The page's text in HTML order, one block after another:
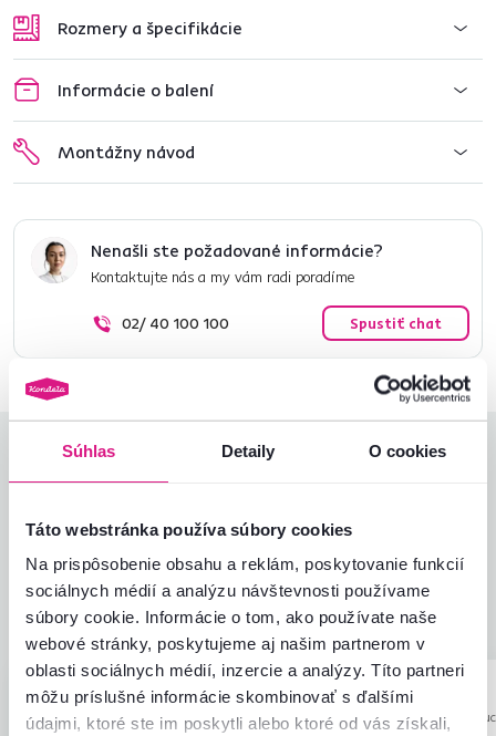
Súhlas Detaily O cookies
Táto webstránka používa súbory cookies
Na prispôsobenie obsahu a reklám, poskytovanie funkcií
sociálnych médií a analýzu návštevnosti používame
súbory cookie. Informácie o tom, ako používate naše
webové stránky, poskytujeme aj našim partnerom v
oblasti sociálnych médií, inzercie a analýzy. Títo partneri
môžu príslušné informácie skombinovať s ďalšími
údajmi, ktoré ste im poskytli alebo ktoré od vás získali,
Rozmery a špecifikácie
Informácie o balení
Montážny návod
Nenašli ste požadované informácie?
Kontaktujte nás a my vám radi poradíme
02/ 40 100 100 Spustiť chat
Hodnotenia produktu
4,8
35 recenzií
Kvalita výrobku
Zodpovedá očakávaniam
4,9
Zabalenie výrobku
4,9
Pomer hodnoty a ceny
4,8
P
Peter N.
24.10.2023, Jakubov,
5hviezdičiek
B
Bianka K.
17.3.2026,